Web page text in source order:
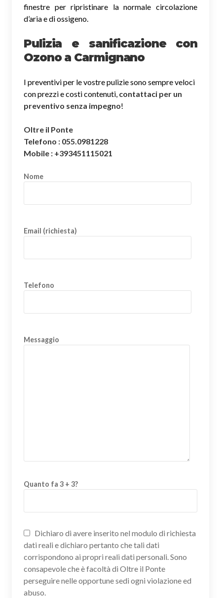
finestre per ripristinare la normale circolazione
d’aria e di ossigeno.
Pulizia e sanificazione con
Ozono a Carmignano
I preventivi per le vostre pulizie sono sempre veloci
con prezzi e costi contenuti, contattaci per un
preventivo senza impegno!
Oltre il Ponte
Telefono : 055.0981228
Mobile : +393451115021
Nome
Email (richiesta)
Telefono
Messaggio
Quanto fa 3 + 3?
Dichiaro di avere inserito nel modulo di richiesta
dati reali e dichiaro pertanto che tali dati
corrispondono ai propri reali dati personali. Sono
consapevole che è facoltà di Oltre il Ponte
perseguire nelle opportune sedi ogni violazione ed
abuso.